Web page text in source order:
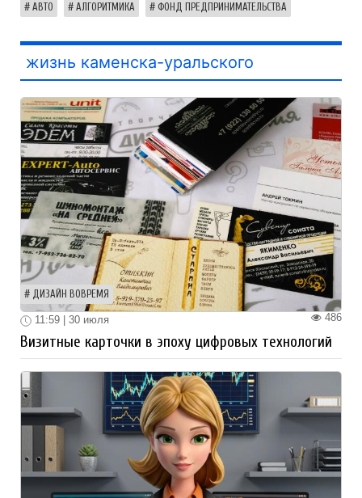
АВТО АЛГОРИТМИКА ФОНД ПРЕДПРИНИМАТЕЛЬСТВА
жизнь каменска-уральского
ДИЗАЙН ВОВРЕМЯ
486
11:59 | 30 июля
Визитные карточки в эпоху цифровых технологий